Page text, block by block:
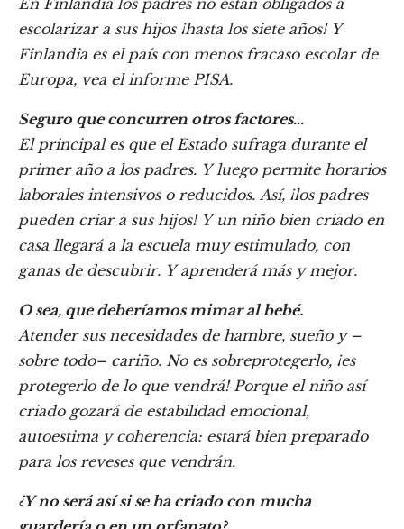
escolarizar a sus hijos ¡hasta los siete años! Y
Finlandia es el país con menos fracaso escolar de
Europa, vea el informe PISA.
Seguro que concurren otros factores…
El principal es que el Estado sufraga durante el
primer año a los padres. Y luego permite horarios
laborales intensivos o reducidos. Así, ¡los padres
pueden criar a sus hijos! Y un niño bien criado en
casa llegará a la escuela muy estimulado, con
ganas de descubrir. Y aprenderá más y mejor.
O sea, que deberíamos mimar al bebé.
Atender sus necesidades de hambre, sueño y –
sobre todo– cariño. No es sobreprotegerlo, ¡es
protegerlo de lo que vendrá! Porque el niño así
criado gozará de estabilidad emocional,
autoestima y coherencia: estará bien preparado
para los reveses que vendrán.
¿Y no será así si se ha criado con mucha